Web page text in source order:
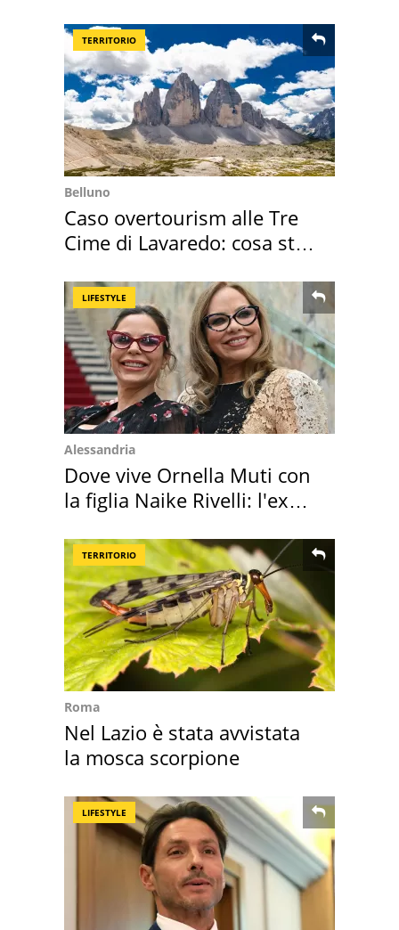
TERRITORIO
Belluno
Caso overtourism alle Tre
Cime di Lavaredo: cosa sta
LIFESTYLE
Alessandria
Dove vive Ornella Muti con
la figlia Naike Rivelli: l'ex
TERRITORIO
Roma
Nel Lazio è stata avvistata
la mosca scorpione
LIFESTYLE